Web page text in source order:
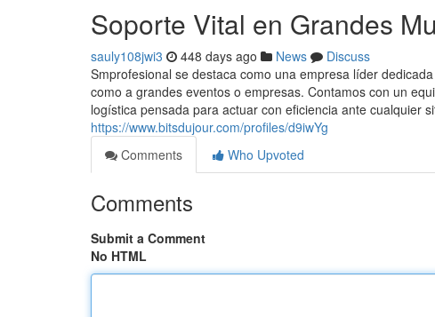
Soporte Vital en Grandes
sauly108jwi3 448 days ago News
Discuss
Smprofesional se destaca como una empresa líder
como a grandes eventos o empresas. Contamos con un
logística pensada para actuar con eficiencia ante cualquier
https://www.bitsdujour.com/profiles/d9iwYg
Comments
Who Upvoted
Comments
Submit a Comment
No HTML